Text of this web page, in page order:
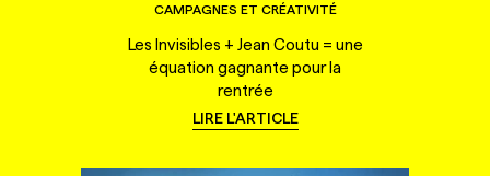
CAMPAGNES ET CRÉATIVITÉ
Les Invisibles + Jean Coutu = une
équation gagnante pour la
rentrée
LIRE L'ARTICLE